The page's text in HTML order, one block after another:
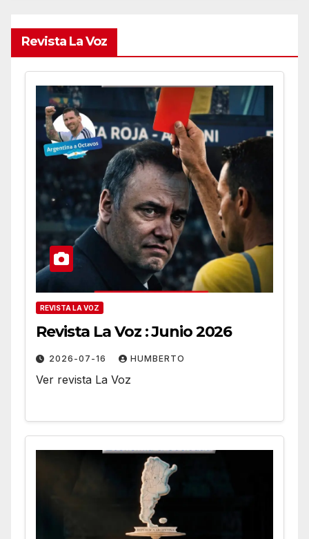
Revista La Voz
REVISTA LA VOZ
Revista La Voz : Junio 2026
2026-07-16 HUMBERTO
Ver revista La Voz